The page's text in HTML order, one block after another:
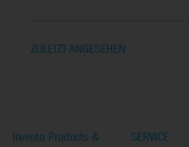
ZULETZT ANGESEHEN
Invento Products &
SERVICE